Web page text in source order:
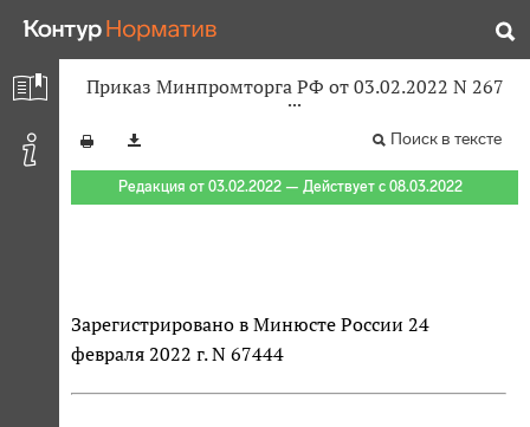
Приказ Минпромторга РФ от 03.02.2022 N 267
Поиск в тексте
Редакция от 03.02.2022 — Действует с 08.03.2022
Зарегистрировано в Минюсте России 24
февраля 2022 г. N 67444